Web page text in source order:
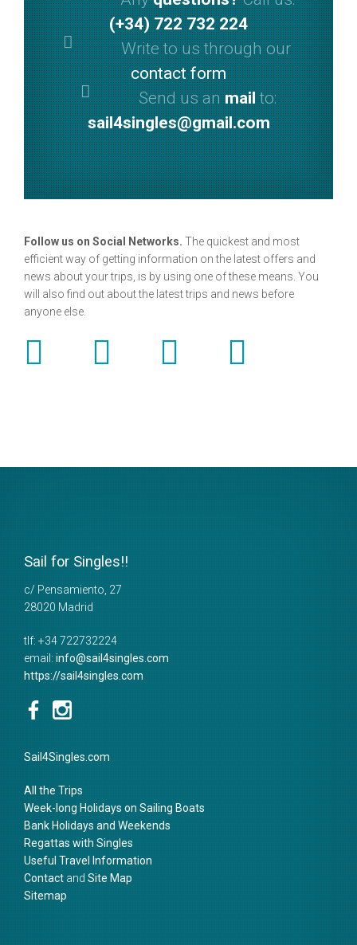
(+34) 722 732 224
Write to us through our
contact form
Send us anmailto:
sail4singles@gmail.com
Follow us on Social Networks. The quickest and most
efficient way of getting information on the latest offers and
news about your trips, is by using one of these means. You
will also find out about the latest trips and news before
anyone else.
Sail for Singles!!
c/ Pensamiento, 27
28020 Madrid
tlf: +34 722732224
email: info@sail4singles.com
https://sail4singles.com
Sail4Singles.com
All the Trips
Week-long Holidays on Sailing Boats
Bank Holidays and Weekends
Regattas with Singles
Useful Travel Information
Contact and Site Map
Sitemap